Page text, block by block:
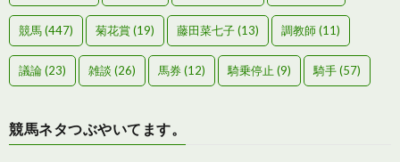
競馬(447) 菊花賞(19) 藤田菜七子(13) 調教師(11)
議論(23) 雑談 (26) 馬券(12) 騎乗停止 (9) 騎手(57)
競馬ネタつぶやいてます。